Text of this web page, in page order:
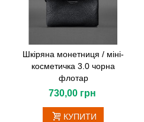
Шкіряна монетниця / міні-
косметичка 3.0 чорна
флотар
730,00 грн
КУПИТИ